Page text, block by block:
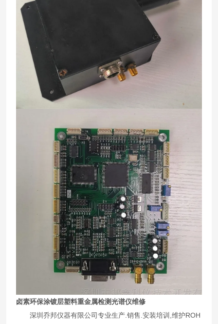
卤素环保涂镀层塑料重金属检测光谱仪维修
深圳乔邦仪器有限公司专业生产.销售.安装培训,维护ROH